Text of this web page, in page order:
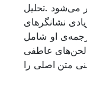
می‌شود .تحلیل
نشانگرهای
او شامل
لحن‌های عاطفی‌
متن اصلی را